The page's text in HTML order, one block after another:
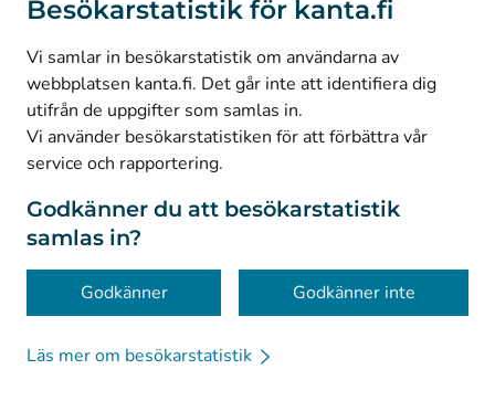
Besökarstatistik för kanta.fi
Vi samlar in besökarstatistik om användarna av
webbplatsen kanta.fi. Det går inte att identifiera dig
utifrån de uppgifter som samlas in.
Vi använder besökarstatistiken för att förbättra vår
service och rapportering.
Godkänner du att besökarstatistik
samlas in?
Godkänner Godkänner inte
Läs mer om besökarstatistik
LinkedIn(Avautuu uuteen välilehteen)
Facebook
Avautuu uuteen välilehteen)
© Kanta-Palvelut, Kansaneläkelaitos
Dataskydd
Om webbplatsen
Tillgänglighet
Kakor